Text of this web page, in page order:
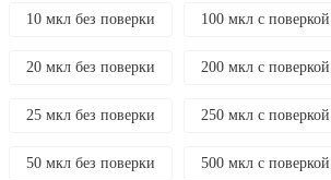
10 мкл без поверки 100 мкл с поверкой
20 мкл без поверки 200 мкл с поверкой
25 мкл без поверки 250 мкл с поверкой
50 мкл без поверки 500 мкл с поверкой